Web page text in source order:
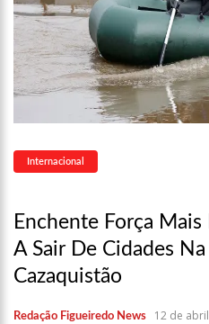
14:17 Motoristas de aplicativo
14:10 Após matar colegas, policial
13:52 Jovem sofre queimaduras
13:05 Cultura Manaus: 21ª
12:57
Agenor Tupinambá tem
após um ano de
13:03 Prefeitura de Manaus
Internacional
Enchente Força
A Sair De Cidades
Cazaquistão
Redação Figueiredo News 12 de